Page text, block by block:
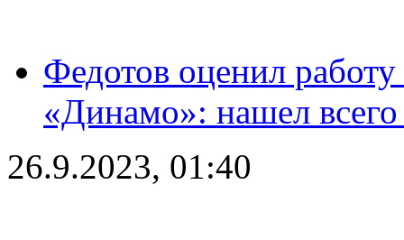
Федотов оценил
«Динамо»: нашел
26.9.2023, 01:40